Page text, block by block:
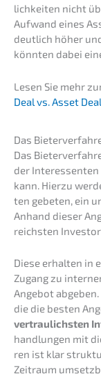
lich­kei­ten nicht
Aufwand eines
deutlich höher
könnten dabei
Lesen Sie mehr
Deal vs. Asset Deal
Das
Das
der
kann. Hierzu
ten gebeten, ein
Anhand dieser
reichs­ten
Diese erhal­ten in
Zugang zu
Angebot
die die besten
vertrau­lichs­ten
hand­lun­gen mit
ren ist klar
Zeitraum